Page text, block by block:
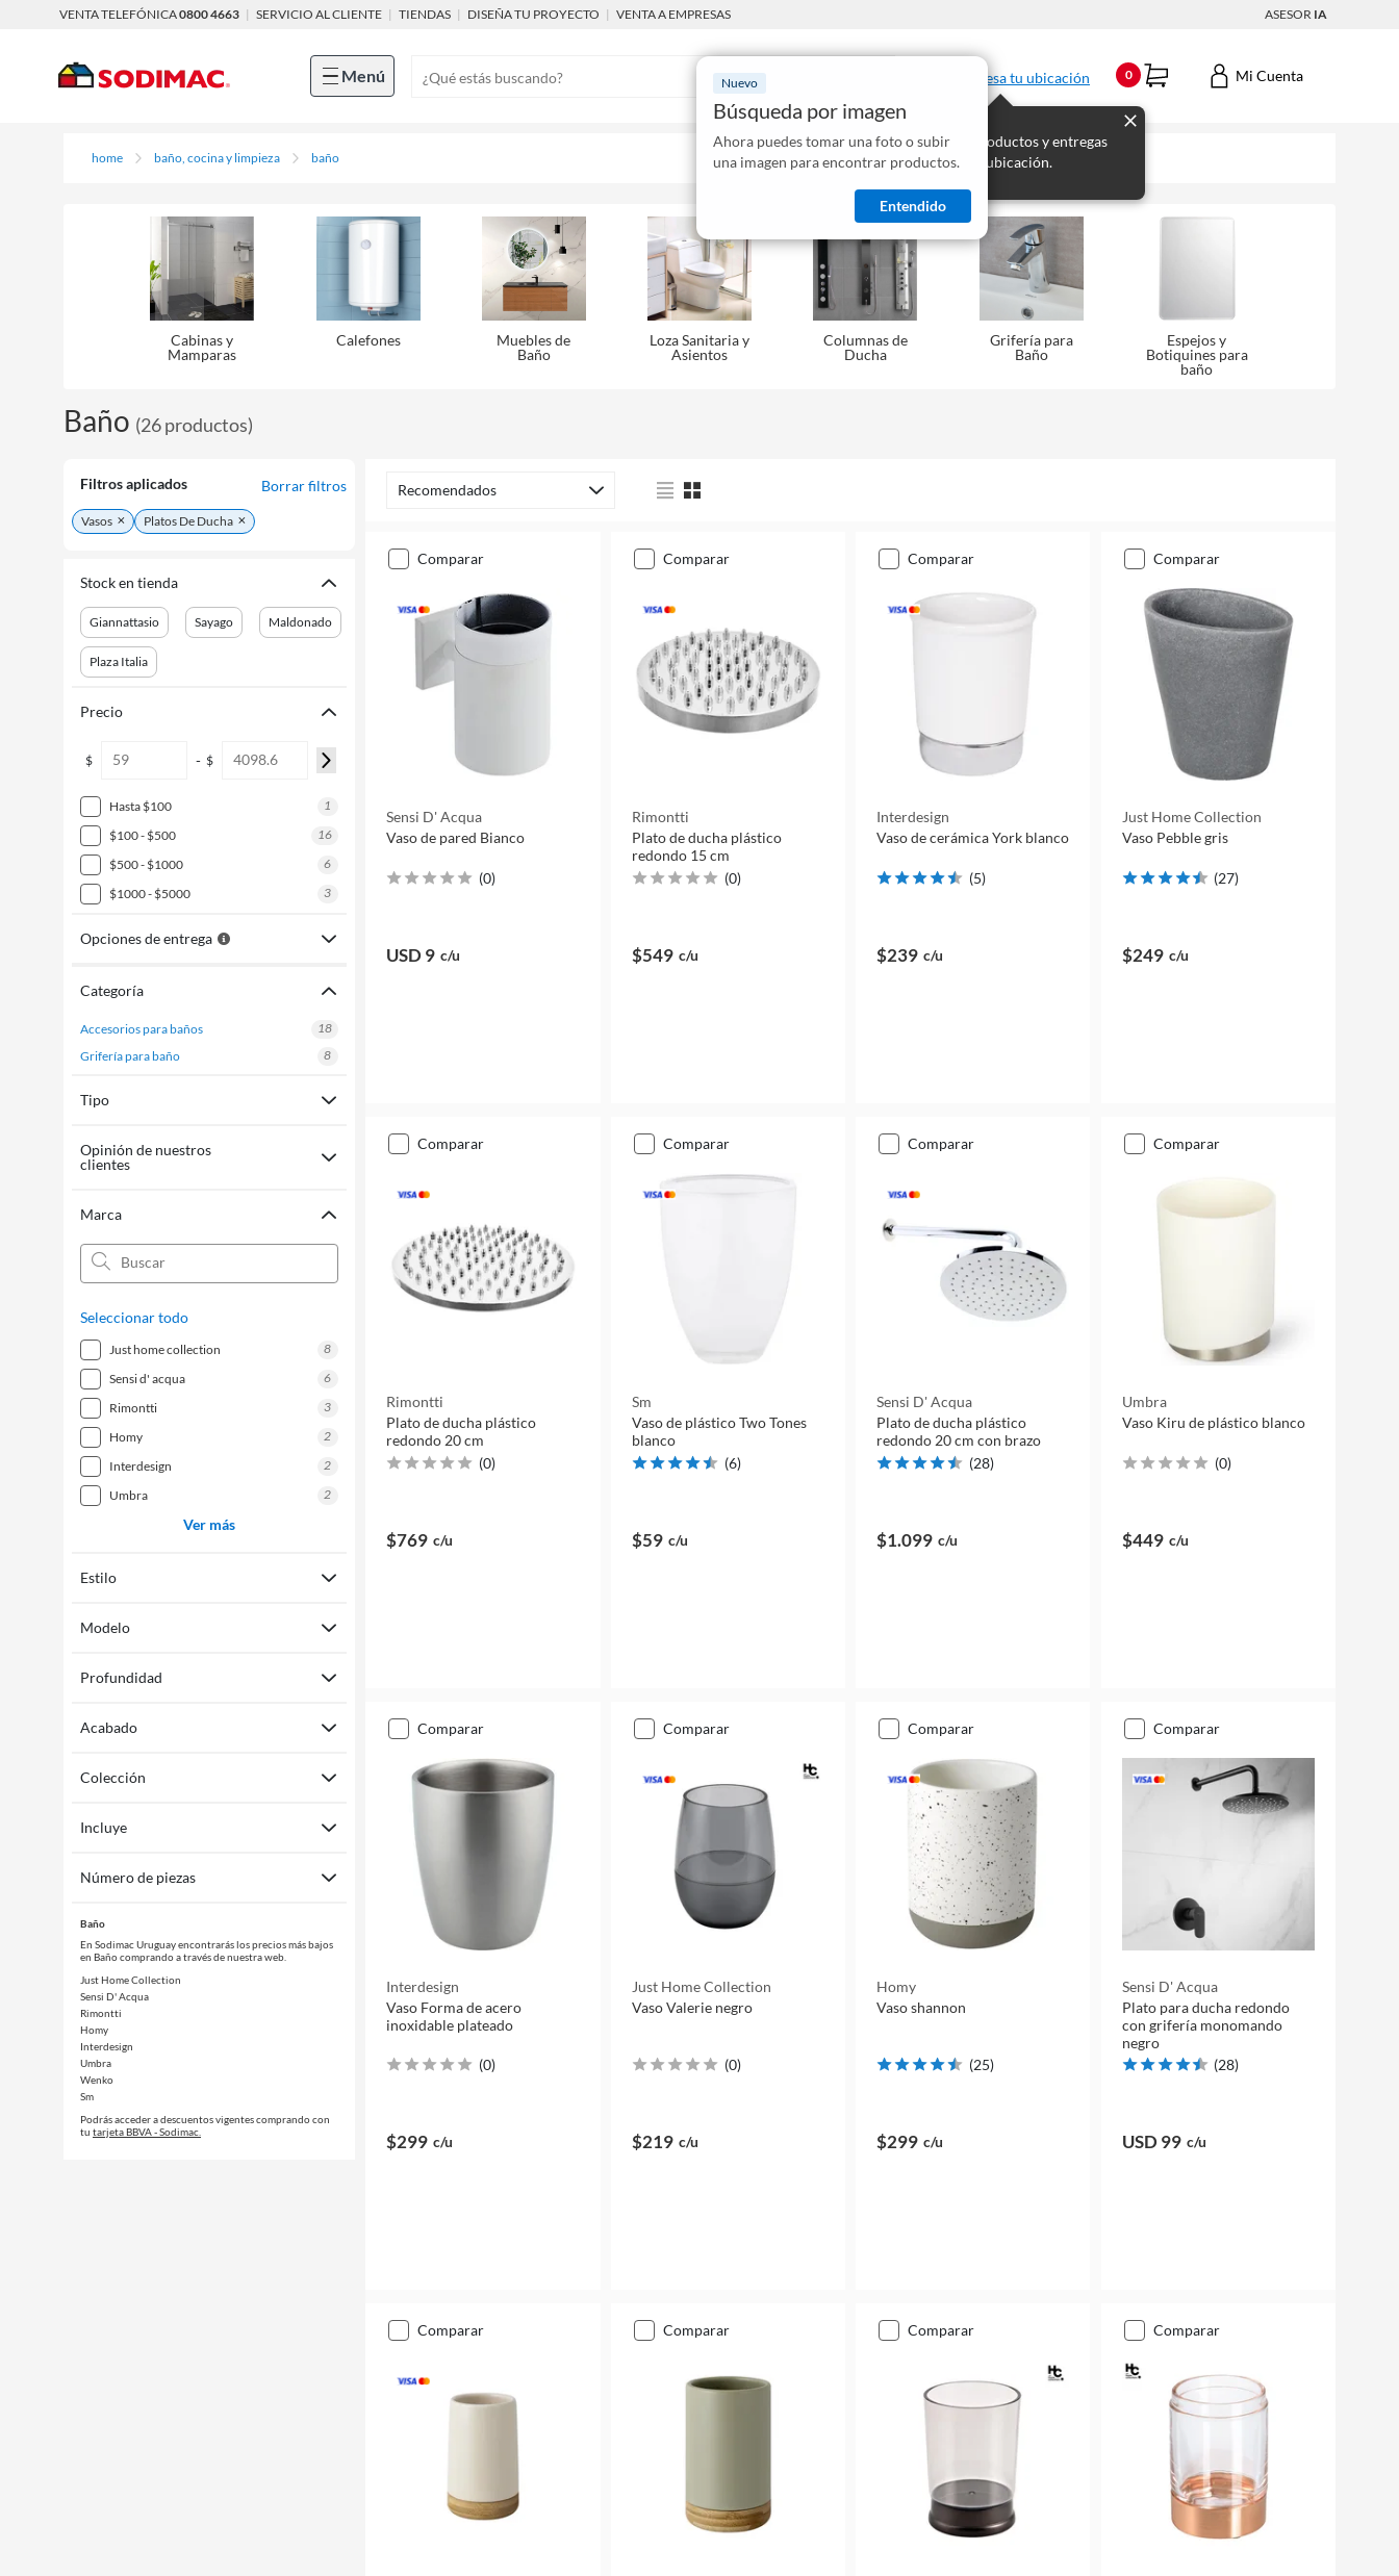
VENTA TELEFÓNICA0800 4663 | SERVICIO AL CLIENTE | TIENDAS | DISEÑA TU PROYECTO | VENTA A EMPRESAS ASESOR IA
Menú Nuevo
Búsqueda por imagen
Ahora puedes tomar una foto o subir
una imagen para encontrar productos.
Entendido
Ingresa tu ubicación
Mostraremos los productos y entregas
disponibles para tu ubicación.
0 Mi Cuenta
home baño, cocina y limpieza baño
Cabinas y
Mamparas
Calefones
Muebles de
Baño
Loza Sanitaria y
Asientos
Columnas de
Ducha
Grifería para
Baño
Espejos y
Botiquines para
baño
Baño (26productos)
Filtros aplicados Borrar filtros
Vasos Platos De Ducha
Stock en tienda
Giannattasio Sayago Maldonado
Plaza Italia
Precio
$ - $
hasta $100
1
$100 - $500
16
$500 - $1000
6
$1000 - $5000
3
Opciones de entrega
Categoría
accesorios para baños
18
grifería para baño
8
Tipo
Opinión de nuestros
clientes
Marca
Seleccionar todo
just home collection
8
sensi d' acqua
6
rimontti
3
homy
2
interdesign
2
umbra
2
Ver más
Estilo
Modelo
Profundidad
Acabado
Colección
Incluye
Número de piezas
Baño
En Sodimac Uruguay encontrarás los precios más bajos
en Baño comprando a través de nuestra web.
Just Home Collection
Sensi D' Acqua
Rimontti
Homy
Interdesign
Umbra
Wenko
Sm
Podrás acceder a descuentos vigentes comprando con
tu tarjeta BBVA - Sodimac.
Recomendados
comparar
Sensi D' Acqua
Vaso de pared Bianco
(0)
USD 9 c/u
comparar
Rimontti
Plato de ducha plástico
redondo 15 cm
(0)
$549 c/u
comparar
Interdesign
Vaso de cerámica York blanco
(5)
$239 c/u
comparar
Just Home Collection
Vaso Pebble gris
(27)
$249 c/u
comparar
Rimontti
Plato de ducha plástico
redondo 20 cm
(0)
$769 c/u
comparar
Sm
Vaso de plástico Two Tones
blanco
(6)
$59 c/u
comparar
Sensi D' Acqua
Plato de ducha plástico
redondo 20 cm con brazo
(28)
$1.099 c/u
comparar
Umbra
Vaso Kiru de plástico blanco
(0)
$449 c/u
comparar
Interdesign
Vaso Forma de acero
inoxidable plateado
(0)
$299 c/u
comparar
Just Home Collection
Vaso Valerie negro
(0)
$219 c/u
comparar
Homy
Vaso shannon
(25)
$299 c/u
comparar
Sensi D' Acqua
Plato para ducha redondo
con grifería monomando
negro
(28)
USD 99 c/u
comparar comparar comparar comparar